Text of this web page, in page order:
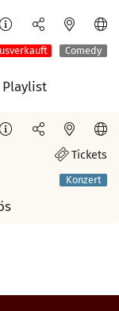
Comedy
Tickets
Konzert